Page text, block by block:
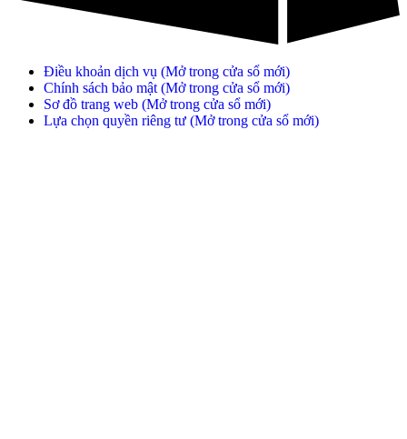
Điều khoản dịch vụ (Mở trong cửa sổ mới)
Chính sách bảo mật (Mở trong cửa sổ mới)
Sơ đồ trang web (Mở trong cửa sổ mới)
Lựa chọn quyền riêng tư (Mở trong cửa sổ mới)